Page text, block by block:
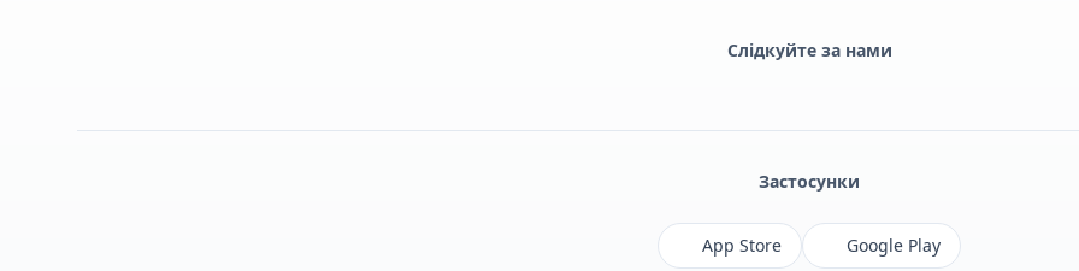
Слідкуйте за нами
Застосунки
App Store Google Play